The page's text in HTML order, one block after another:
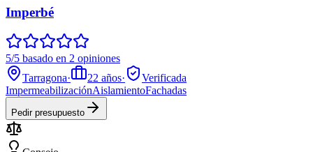
Imperbé
5/5 basado en 2 opiniones
Tarragona· 22 años·
Verificada
ImpermeabilizaciónAislamientoFachadas
Pedir presupuesto